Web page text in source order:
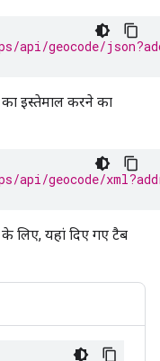
api/geocode/
इस्तेमाल करने का
api/geocode/
यहां दिए गए टैब